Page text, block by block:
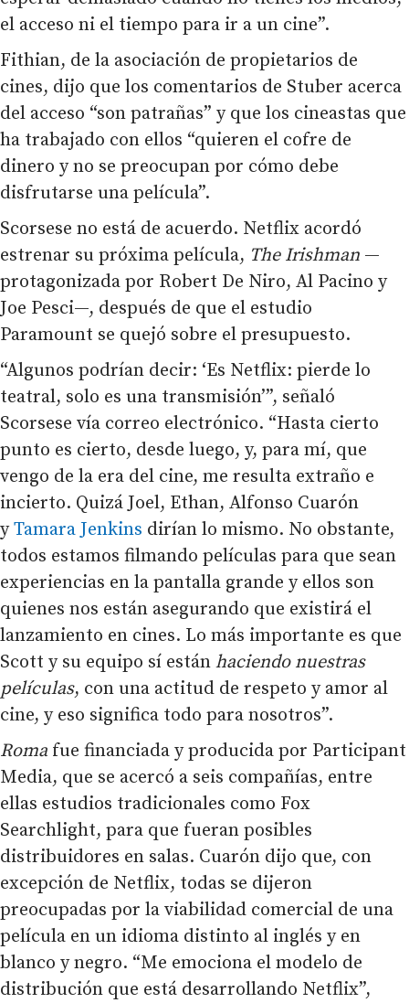
el acceso ni el tiempo para ir a un cine”.
Fithian, de la asociación de propietarios de
cines, dijo que los comentarios de Stuber acerca
del acceso “son patrañas” y que los cineastas que
ha trabajado con ellos “quieren el cofre de
dinero y no se preocupan por cómo debe
disfrutarse una película”.
Scorsese no está de acuerdo. Netflix acordó
estrenar su próxima película, The Irishman —
protagonizada por Robert De Niro, Al Pacino y
Joe Pesci—, después de que el estudio
Paramount se quejó sobre el presupuesto.
“Algunos podrían decir: ‘Es Netflix: pierde lo
teatral, solo es una transmisión’”, señaló
Scorsese vía correo electrónico. “Hasta cierto
punto es cierto, desde luego, y, para mí, que
vengo de la era del cine, me resulta extraño e
incierto. Quizá Joel, Ethan, Alfonso Cuarón
yTamara Jenkins dirían lo mismo. No obstante,
todos estamos filmando películas para que sean
experiencias en la pantalla grande y ellos son
quienes nos están asegurando que existirá el
lanzamiento en cines. Lo más importante es que
Scott y su equipo sí están haciendo nuestras
películas, con una actitud de respeto y amor al
cine, y eso significa todo para nosotros”.
Roma fue financiada y producida por Participant
Media, que se acercó a seis compañías, entre
ellas estudios tradicionales como Fox
Searchlight, para que fueran posibles
distribuidores en salas. Cuarón dijo que, con
excepción de Netflix, todas se dijeron
preocupadas por la viabilidad comercial de una
película en un idioma distinto al inglés y en
blanco y negro. “Me emociona el modelo de
distribución que está desarrollando Netflix”,